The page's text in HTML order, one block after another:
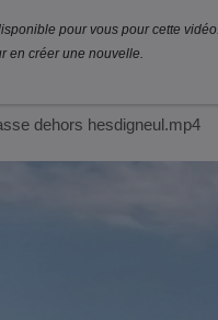
pour vous pour cette vidéo.
en créer une nouvelle.
dehors hesdigneul.mp4